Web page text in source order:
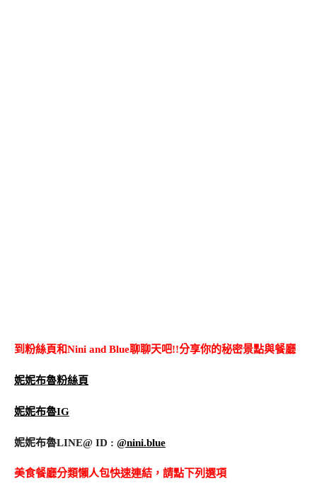
到粉絲頁和Nini and Blue聊聊天吧!!分享你的秘密景點與餐廳
妮妮布魯粉絲頁
妮妮布魯IG
妮妮布魯LINE@ ID : @nini.blue
美食餐廳分類懶人包快速連結，請點下列選項